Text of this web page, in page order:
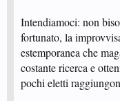
Intendiamoci: non
fortunato, la
estemporanea che
costante ricerca e
pochi eletti